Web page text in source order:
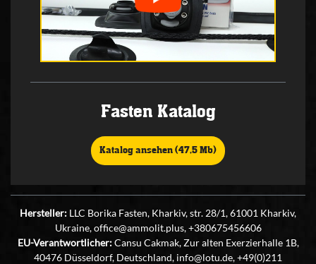
Fasten Katalog
Katalog ansehen (47,5 Mb)
Hersteller: LLC Borika Fasten, Kharkiv, str. 28/1, 61001 Kharkiv,
Ukraine, office@ammolit.plus, +380675456606
EU-Verantwortlicher:Cansu Cakmak, Zur alten Exerzierhalle 1B,
40476 Düsseldorf, Deutschland, info@lotu.de, +49(0)211